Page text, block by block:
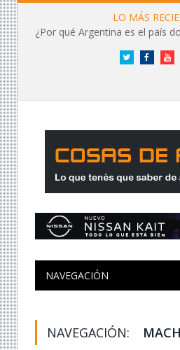
LO MÁS
¿Por qué Argentina es el país
Twitter Facebook
NAVEGACIÓN
NAVEGACIÓN: